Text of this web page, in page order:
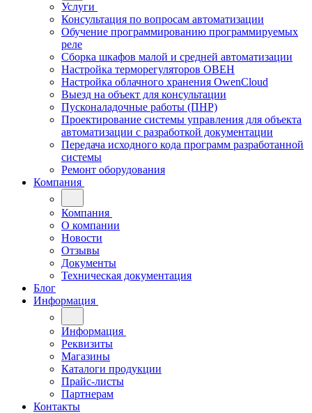
Услуги
Консультация по вопросам автоматизации
Обучение программированию программируемых
реле
Сборка шкафов малой и средней автоматизации
Настройка терморегуляторов ОВЕН
Настройка облачного хранения OwenCloud
Выезд на объект для консультации
Пусконаладочные работы (ПНР)
Проектирование системы управления для объекта
автоматизации с разработкой документации
Передача исходного кода программ разработанной
системы
Ремонт оборудования
Компания
Компания
О компании
Новости
Отзывы
Документы
Техническая документация
Блог
Информация
Информация
Реквизиты
Магазины
Каталоги продукции
Прайс-листы
Партнерам
Контакты